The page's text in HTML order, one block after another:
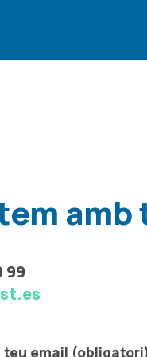
amb
99
teu email